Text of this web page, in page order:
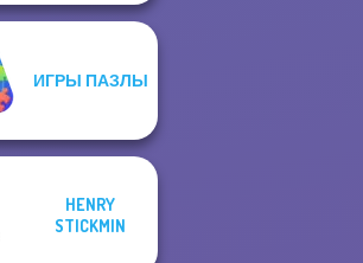
ИГРЫ ПАЗЛЫ
HENRY
STICKMIN